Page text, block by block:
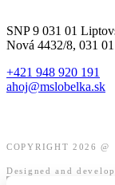
SNP 9 031 01
Nová 4432/8, 031
+421 948 920 191
ahoj@mslobelka.sk
COPYRIGHT 2026 @
Designed and